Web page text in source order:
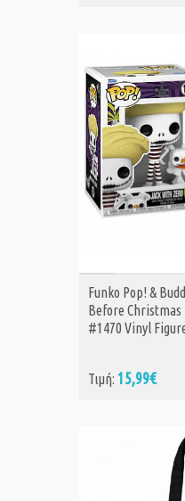
ΑΓΟΡΑ
Funko Pop! &
Before Christmas
#1470 Vinyl
Τιμή: 15,99€